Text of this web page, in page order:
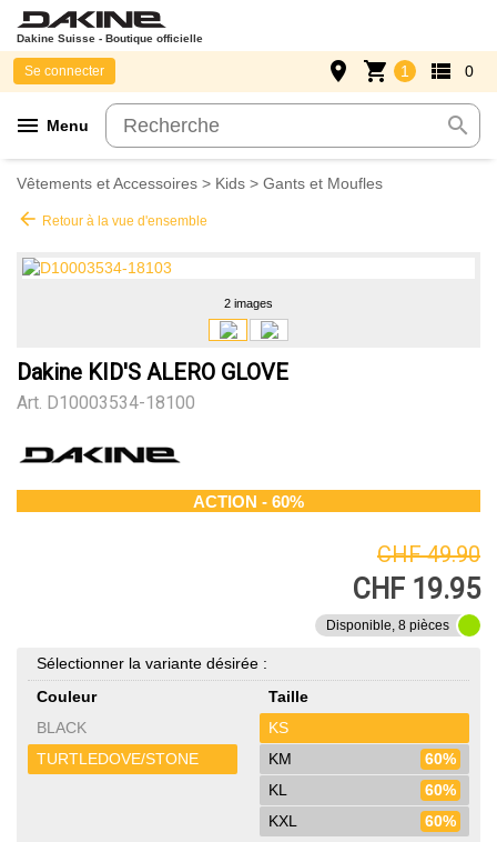
Dakine Suisse - Boutique officielle
menu Menu search
Se connecter place shopping_cart 1 view_list 0
Vêtements et Accessoires > Kids > Gants et Moufles
arrow_back Retour à la vue d'ensemble
2 images
Dakine KID'S ALERO GLOVE
Art. D10003534-18100
ACTION - 60%
CHF 49.90
CHF 19.95
Disponible, 8 pièces
Sélectionner la variante désirée :
Couleur
BLACK
TURTLEDOVE/STONE
Taille
KS
KM
60%
KL
60%
KXL
60%